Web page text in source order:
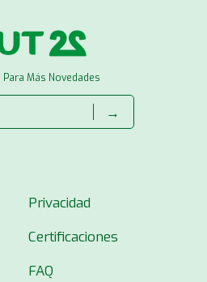
Más Novedades
→
Privacidad
Certificaciones
FAQ